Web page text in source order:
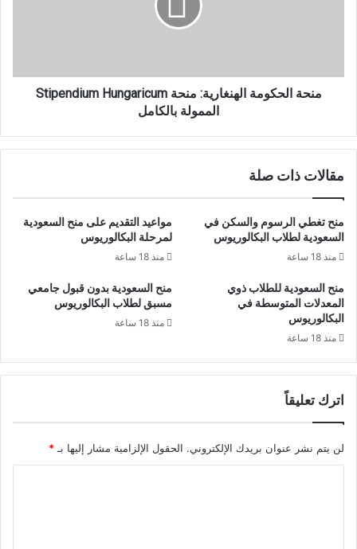
منحة الحكومة الهنغارية: منحة Stipendium Hungaricum
الممولة بالكامل
مقالات ذات صلة
منح تغطي الرسوم والسكن في
السعودية لطلاب البكالوريوس
منذ 18 ساعة
مواعيد التقديم على منح السعودية
لمرحلة البكالوريوس
منذ 18 ساعة
منح السعودية للطلاب ذوي
المعدلات المتوسطة في
البكالوريوس
منذ 18 ساعة
منح السعودية بدون قبول جامعي
مسبق لطلاب البكالوريوس
منذ 18 ساعة
اترك تعليقاً
لن يتم نشر عنوان بريدك الإلكتروني. الحقول الإلزامية مشار إليها بـ *